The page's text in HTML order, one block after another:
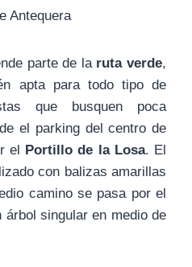
Antequera
parte de la ruta verde,
apta para todo tipo de
que busquen poca
el parking del centro de
el
Portillo de la Losa. El
con balizas amarillas
camino se pasa por el
árbol singular en medio de